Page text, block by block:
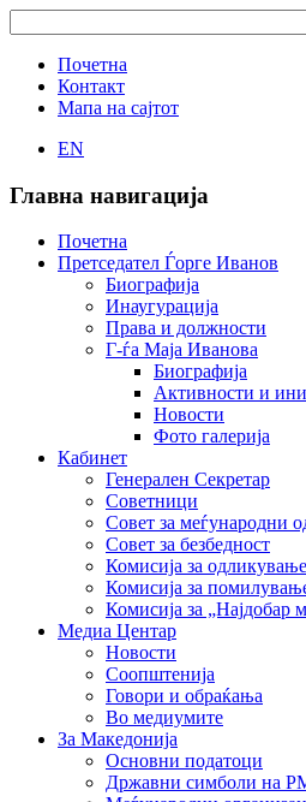
Почетна
Контакт
Мапа на сајтот
EN
Главна навигација
Почетна
Претседател Ѓорге Иванов
Биографија
Инаугурација
Права и должности
Г-ѓа Маја Иванова
Биографија
Активности и
Новости
Фото галерија
Кабинет
Генерален Секретар
Советници
Совет за меѓународни
Совет за безбедност
Комисија за одликување
Комисија за
Комисија за „Најдобар
Медиа Центар
Новости
Соопштенија
Говори и обраќања
Во медиумите
За Македонија
Основни податоци
Државни симболи на